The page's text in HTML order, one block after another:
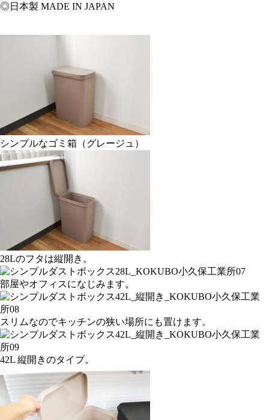
◎日本製 MADE IN JAPAN
シンプルなゴミ箱（グレージュ）
28Lのフタは縦開き。
部屋やオフィスになじみます。
スリムなのでキッチンの狭い場所にも置けます。
42L 縦開きのタイプ。